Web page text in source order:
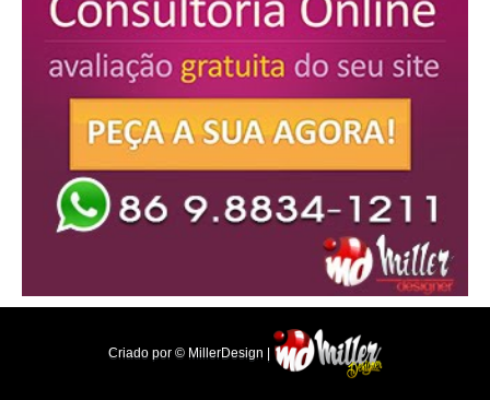
Criado por © MillerDesign |